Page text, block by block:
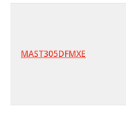
MAST305DFMXE